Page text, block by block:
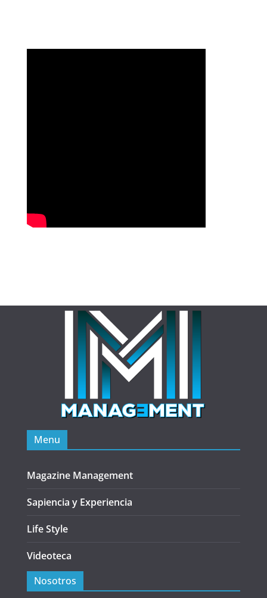
Menu
Magazine Management
Sapiencia y Experiencia
Life Style
Videoteca
Nosotros